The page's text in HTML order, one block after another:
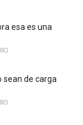
esa es una
sean de carga